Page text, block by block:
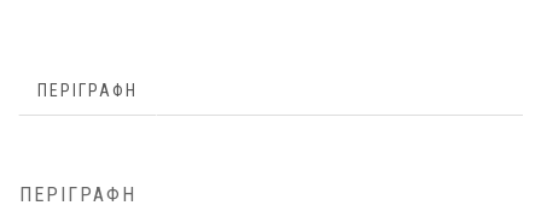
ΠΕΡΙΓΡΑΦΉ
ΠΕΡΙΓΡΑΦΉ